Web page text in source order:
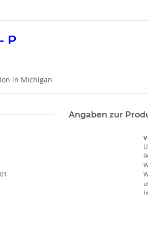
P
in Michigan
Angaben zur